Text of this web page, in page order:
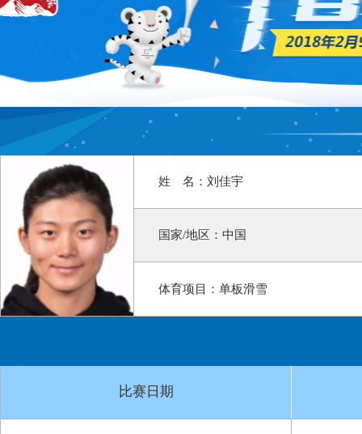
姓 名：刘佳宇
国家/地区：中国
体育项目：单板滑雪
比赛日期